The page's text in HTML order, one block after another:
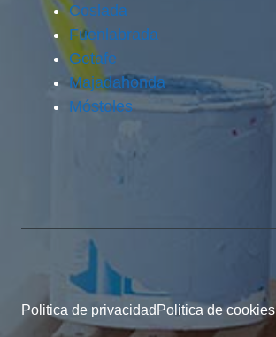
Coslada
Fuenlabrada
Getafe
Majadahonda
Móstoles
Politica de privacidad Politica de cookies